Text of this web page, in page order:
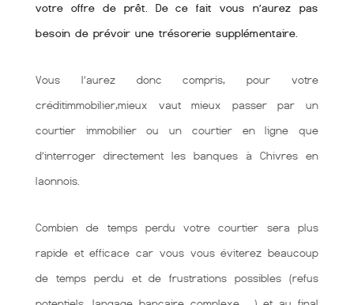
votre offre de prêt. De ce fait vous n’aurez pas
besoin de prévoir une trésorerie supplémentaire.
Vous l’aurez donc compris, pour votre
créditimmobilier,mieux vaut mieux passer par un
courtier immobilier ou un courtier en ligne que
d’interroger directement les banques à Chivres en
laonnois.
Combien de temps perdu votre courtier sera plus
rapide et efficace car vous vous éviterez beaucoup
de temps perdu et de frustrations possibles (refus